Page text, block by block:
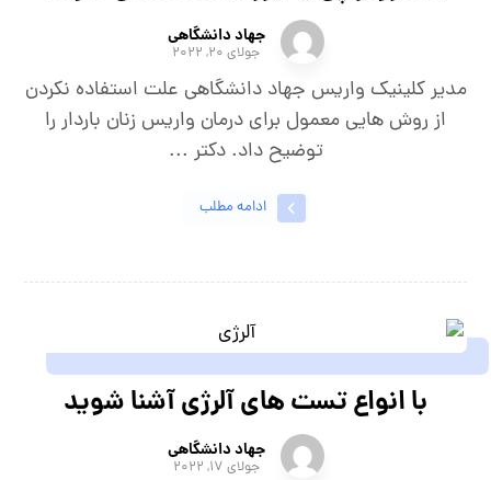
جهاد دانشگاهی
جولای ۲۰, ۲۰۲۲
مدیر کلینیک واریس جهاد دانشگاهی علت استفاده نکردن
از روش هایی معمول برای درمان واریس زنان باردار را
توضیح داد. دکتر ...
ادامه مطلب
با انواع تست های آلرژی آشنا شوید
جهاد دانشگاهی
جولای ۱۷, ۲۰۲۲